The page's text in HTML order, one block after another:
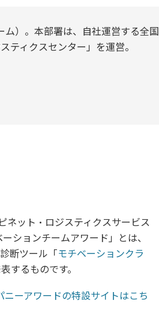
ム）。本部署は、⾃社運営する全国
ティクスセンター」を運営。
ネット・ロジスティクスサービス
ションチームアワード」とは、
断ツール「モチベーションクラ
するものです。
ーアワードの特設サイトはこち